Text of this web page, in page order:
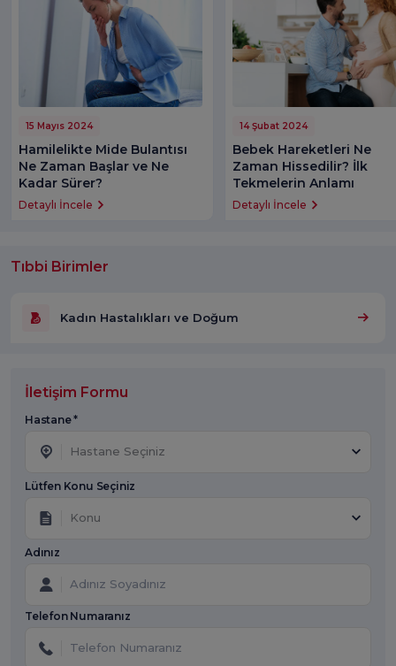
15 Mayıs 2024
Hamilelikte Mide Bulantısı
Ne Zaman Başlar ve Ne
Kadar Sürer?
Detaylı İncele
14 Şubat 2024
Bebek Hareketleri Ne
Zaman Hissedilir? İlk
Tekmelerin Anlamı
Detaylı İncele
Tıbbi Birimler
Kadın Hastalıkları ve Doğum
İletişim Formu
Hastane *
Hastane Seçiniz
Lütfen Konu Seçiniz
Konu
Adınız
Telefon Numaranız